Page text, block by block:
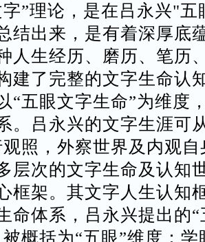
”理论，是在吕永兴"
结出来，是有着深厚底
人生经历、磨历、笔历
建了完整的文字生命认
“五眼文字生命”为维度
。吕永兴的文字生涯可
观照，外察世界及内观
层次的文字生命及认知
框架。‌其文字人生认知
命体系，吕永兴提出的
概括为“五眼”维度：